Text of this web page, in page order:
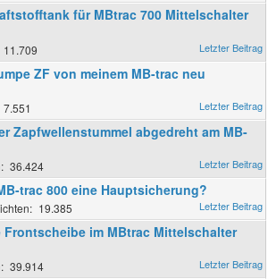
für MBtrac 700 Mittelschalter
11.709
ZF von meinem MB-trac neu
7.551
Zapfwellenstummel abgedreht am MB-
36.424
trac 800 eine Hauptsicherung?
19.385
im MBtrac Mittelschalter
39.914